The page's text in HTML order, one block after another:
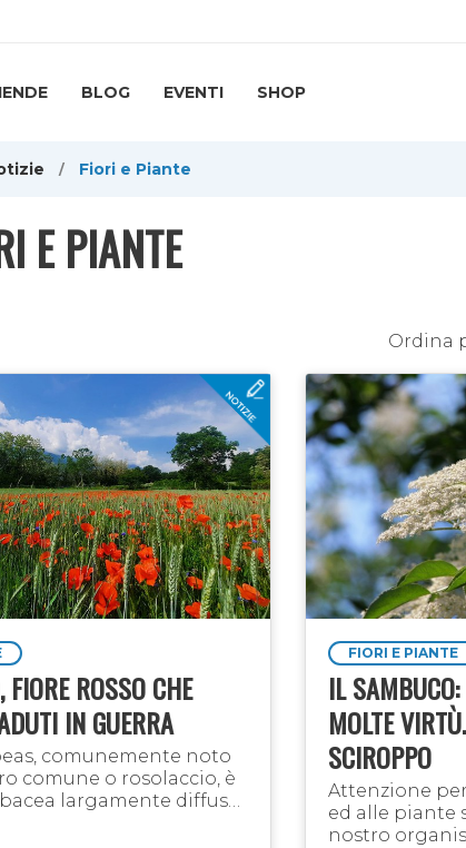
BLOG EVENTI SHOP
Fiori e Piante
E PIANTE
Ordina
FIORE ROSSO CHE
IN GUERRA
comunemente noto
comune o rosolaccio, è
largamente diffusa
FIORI E PIANTE
IL
MOLTE
SCIROPPO
Attenzione
ed alle piante
nostro